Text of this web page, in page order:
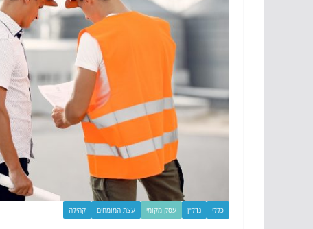
כללי נדל"ן עסק מקומי עצת המומחים קהילה